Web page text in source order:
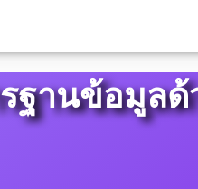
ฐานข้อมูลด้